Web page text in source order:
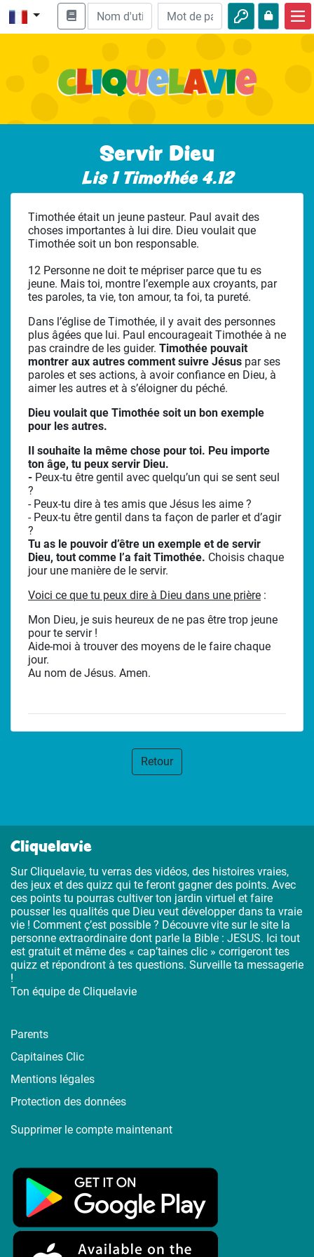
Enseignement biblique
Nature
Aventures
Loisirs
Servir Dieu
Lis 1 Timothée 4.12
Timothée était un jeune pasteur. Paul avait des
choses importantes à lui dire. Dieu voulait que
Timothée soit un bon responsable.
12 Personne ne doit te mépriser parce que tu es
jeune. Mais toi, montre l’exemple aux croyants, par
tes paroles, ta vie, ton amour, ta foi, ta pureté.
Dans l’église de Timothée, il y avait des personnes
plus âgées que lui. Paul encourageait Timothée à ne
pas craindre de les guider. Timothée pouvait
montrer aux autres comment suivre Jésus par ses
paroles et ses actions, à avoir confiance en Dieu, à
aimer les autres et à s’éloigner du péché.
Dieu voulait que Timothée soit un bon exemple
pour les autres.
Il souhaite la même chose pour toi. Peu importe
ton âge, tu peux servir Dieu.
- Peux-tu être gentil avec quelqu’un qui se sent seul
?
- Peux-tu dire à tes amis que Jésus les aime ?
- Peux-tu être gentil dans ta façon de parler et d’agir
?
Tu as le pouvoir d’être un exemple et de servir
Dieu, tout comme l’a fait Timothée. Choisis chaque
jour une manière de le servir.
Voici ce que tu peux dire à Dieu dans une prière :
Mon Dieu, je suis heureux de ne pas être trop jeune
pour te servir !
Aide-moi à trouver des moyens de le faire chaque
jour.
Au nom de Jésus. Amen.
Retour
Cliquelavie
Sur Cliquelavie, tu verras des vidéos, des histoires vraies,
des jeux et des quizz qui te feront gagner des points. Avec
ces points tu pourras cultiver ton jardin virtuel et faire
pousser les qualités que Dieu veut développer dans ta vraie
vie ! Comment ç’est possible ? Découvre vite sur le site la
personne extraordinaire dont parle la Bible : JESUS. Ici tout
est gratuit et même des « cap’taines clic » corrigeront tes
quizz et répondront à tes questions. Surveille ta messagerie
!
Ton équipe de Cliquelavie
Parents
Capitaines Clic
Mentions légales
Protection des données
Supprimer le compte maintenant